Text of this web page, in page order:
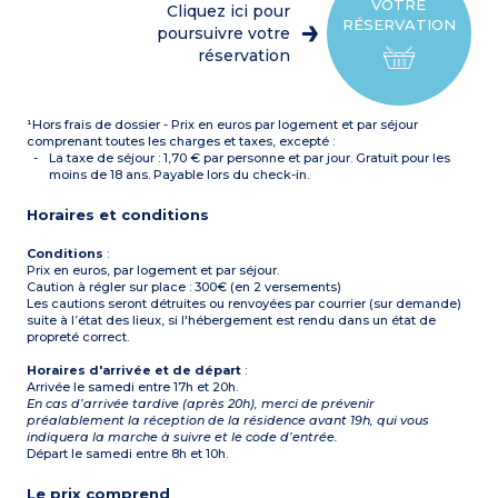
(plaque vitrocéramique,
micro-ondes/grill, lave-
vaisselle, cafetière, hotte)
VOTRE
RÉSERVATION
Cliquez ici pour
poursuivre votre
réservation
¹Hors frais de dossier - Prix en euros par logement et par séjour
comprenant toutes les charges et taxes, excepté :
La taxe de séjour : 1,70 € par personne et par jour. Gratuit pour les
moins de 18 ans. Payable lors du check-in.
Horaires et conditions
Conditions :
Prix en euros, par logement et par séjour.
Caution à régler sur place : 300€ (en 2 versements)
Les cautions seront détruites ou renvoyées par courrier (sur demande)
suite à l’état des lieux, si l'hébergement est rendu dans un état de
propreté correct.
Horaires d'arrivée et de départ :
Arrivée le samedi entre 17h et 20h.
En cas d’arrivée tardive (après 20h), merci de prévenir
préalablement la réception de la résidence avant 19h, qui vous
indiquera la marche à suivre et le code d’entrée.
Départ le samedi entre 8h et 10h.
Le prix comprend